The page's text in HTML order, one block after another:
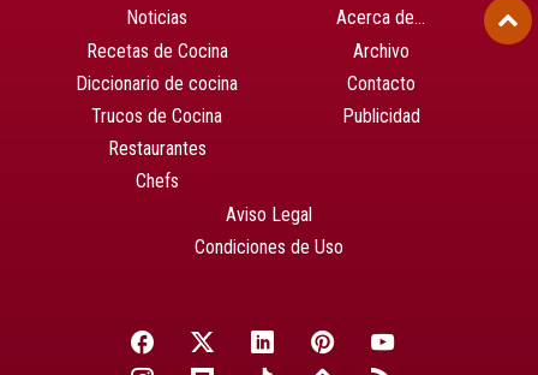
Noticias
Recetas de Cocina
Diccionario de cocina
Trucos de Cocina
Restaurantes
Chefs
Acerca de…
Archivo
Contacto
Publicidad
Aviso Legal
Condiciones de Uso